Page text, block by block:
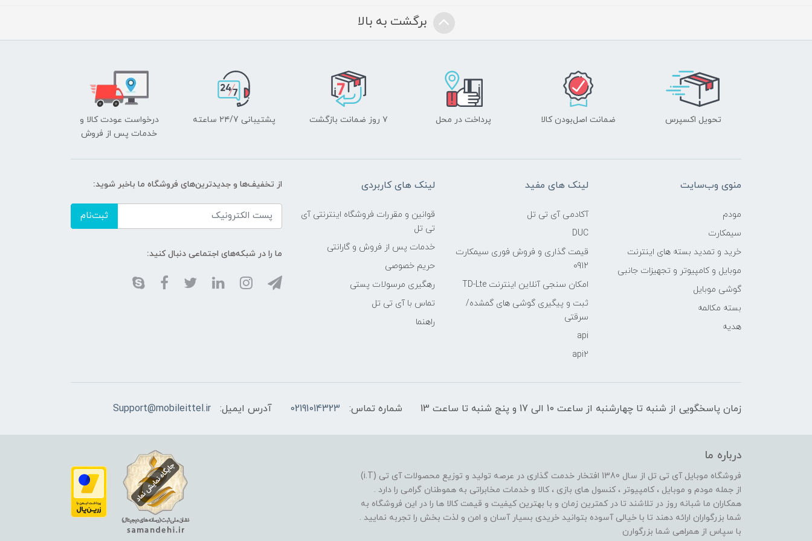
برگشت به بالا
تحویل اکسپرس ضمانت اصل‌بودن کالا پرداخت در محل ۷ روز ضمانت بازگشت پشتیبانی ۲۴/7 ساعته
درخواست عودت کالا و
خدمات پس از فروش
منوی وب‌سایت
مودم
سیمکارت
خرید و تمدید بسته های اینترنت
موبایل و کامپیوتر و تجهیزات جانبی
گوشی موبایل
بسته مکالمه
هدیه
لینک های مفید
آکادمی آی تی تل
DUC
قیمت گذاری و فروش فوری سیمکارت
0912
امکان سنجی آنلاین اینترنت TD-Lte
ثبت و پیگیری گوشی های گمشده/
سرقتی
api
api2
لینک های کاربردی
قوانین و مقررات فروشگاه اینترنتی آی
تی تل
خدمات پس از فروش و گارانتی
حریم خصوصی
رهگیری مرسولات پستی
تماس با آی تی تل
راهنما
از تخفیف‌ها و جدیدترین‌های فروشگاه ما باخبر شوید:
ثبت‌نام
ما را در شبکه‌های اجتماعی دنبال کنید:
زمان پاسخگویی از شنبه تا چهارشنبه از ساعت 10 الی 17 و پنج شنبه تا ساعت 13 شماره تماس: 02191014323 آدرس ایمیل: Support@mobileittel.ir
درباره ما
فروشگاه موبایل آی تی تل از سال 1380 افتخار خدمت گذاری در عرصه تولید و توزیع محصولات آی تی (i.T)
از جمله مودم و موبایل ، کامپیوتر ، کنسول های بازی ، کالا و خدمات مخابراتی به هموطنان گرامی را دارد .
همکاران ما شبانه روز در تلاشند تا در کمترین زمان و با بهترین کیفیت و قیمت کالا ها را در این فروشگاه به
شما بزرگواران ارائه دهند تا با خیالی آسوده بتوانید خریدی بسیار آسان و امن و لذت بخش را تجربه نمایید .
با سپاس از همراهی شما بزرگوارن